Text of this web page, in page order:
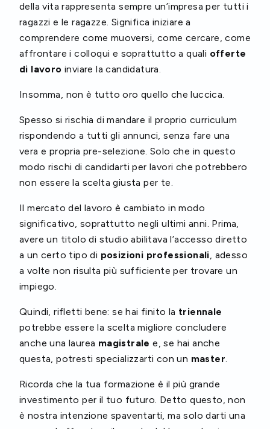
della vita rappresenta sempre un’impresa per tutti i
ragazzi e le ragazze. Significa iniziare a
comprendere come muoversi, come cercare, come
affrontare i colloqui e soprattutto a quali offerte
di lavoro inviare la candidatura.
Insomma, non è tutto oro quello che luccica.
Spesso si rischia di mandare il proprio curriculum
rispondendo a tutti gli annunci, senza fare una
vera e propria pre-selezione. Solo che in questo
modo rischi di candidarti per lavori che potrebbero
non essere la scelta giusta per te.
Il mercato del lavoro è cambiato in modo
significativo, soprattutto negli ultimi anni. Prima,
avere un titolo di studio abilitava l’accesso diretto
a un certo tipo di posizioni professionali, adesso
a volte non risulta più sufficiente per trovare un
impiego.
Quindi, rifletti bene: se hai finito la triennale
potrebbe essere la scelta migliore concludere
anche una laurea magistrale e, se hai anche
questa, potresti specializzarti con un master.
Ricorda che la tua formazione è il più grande
investimento per il tuo futuro. Detto questo, non
è nostra intenzione spaventarti, ma solo darti una